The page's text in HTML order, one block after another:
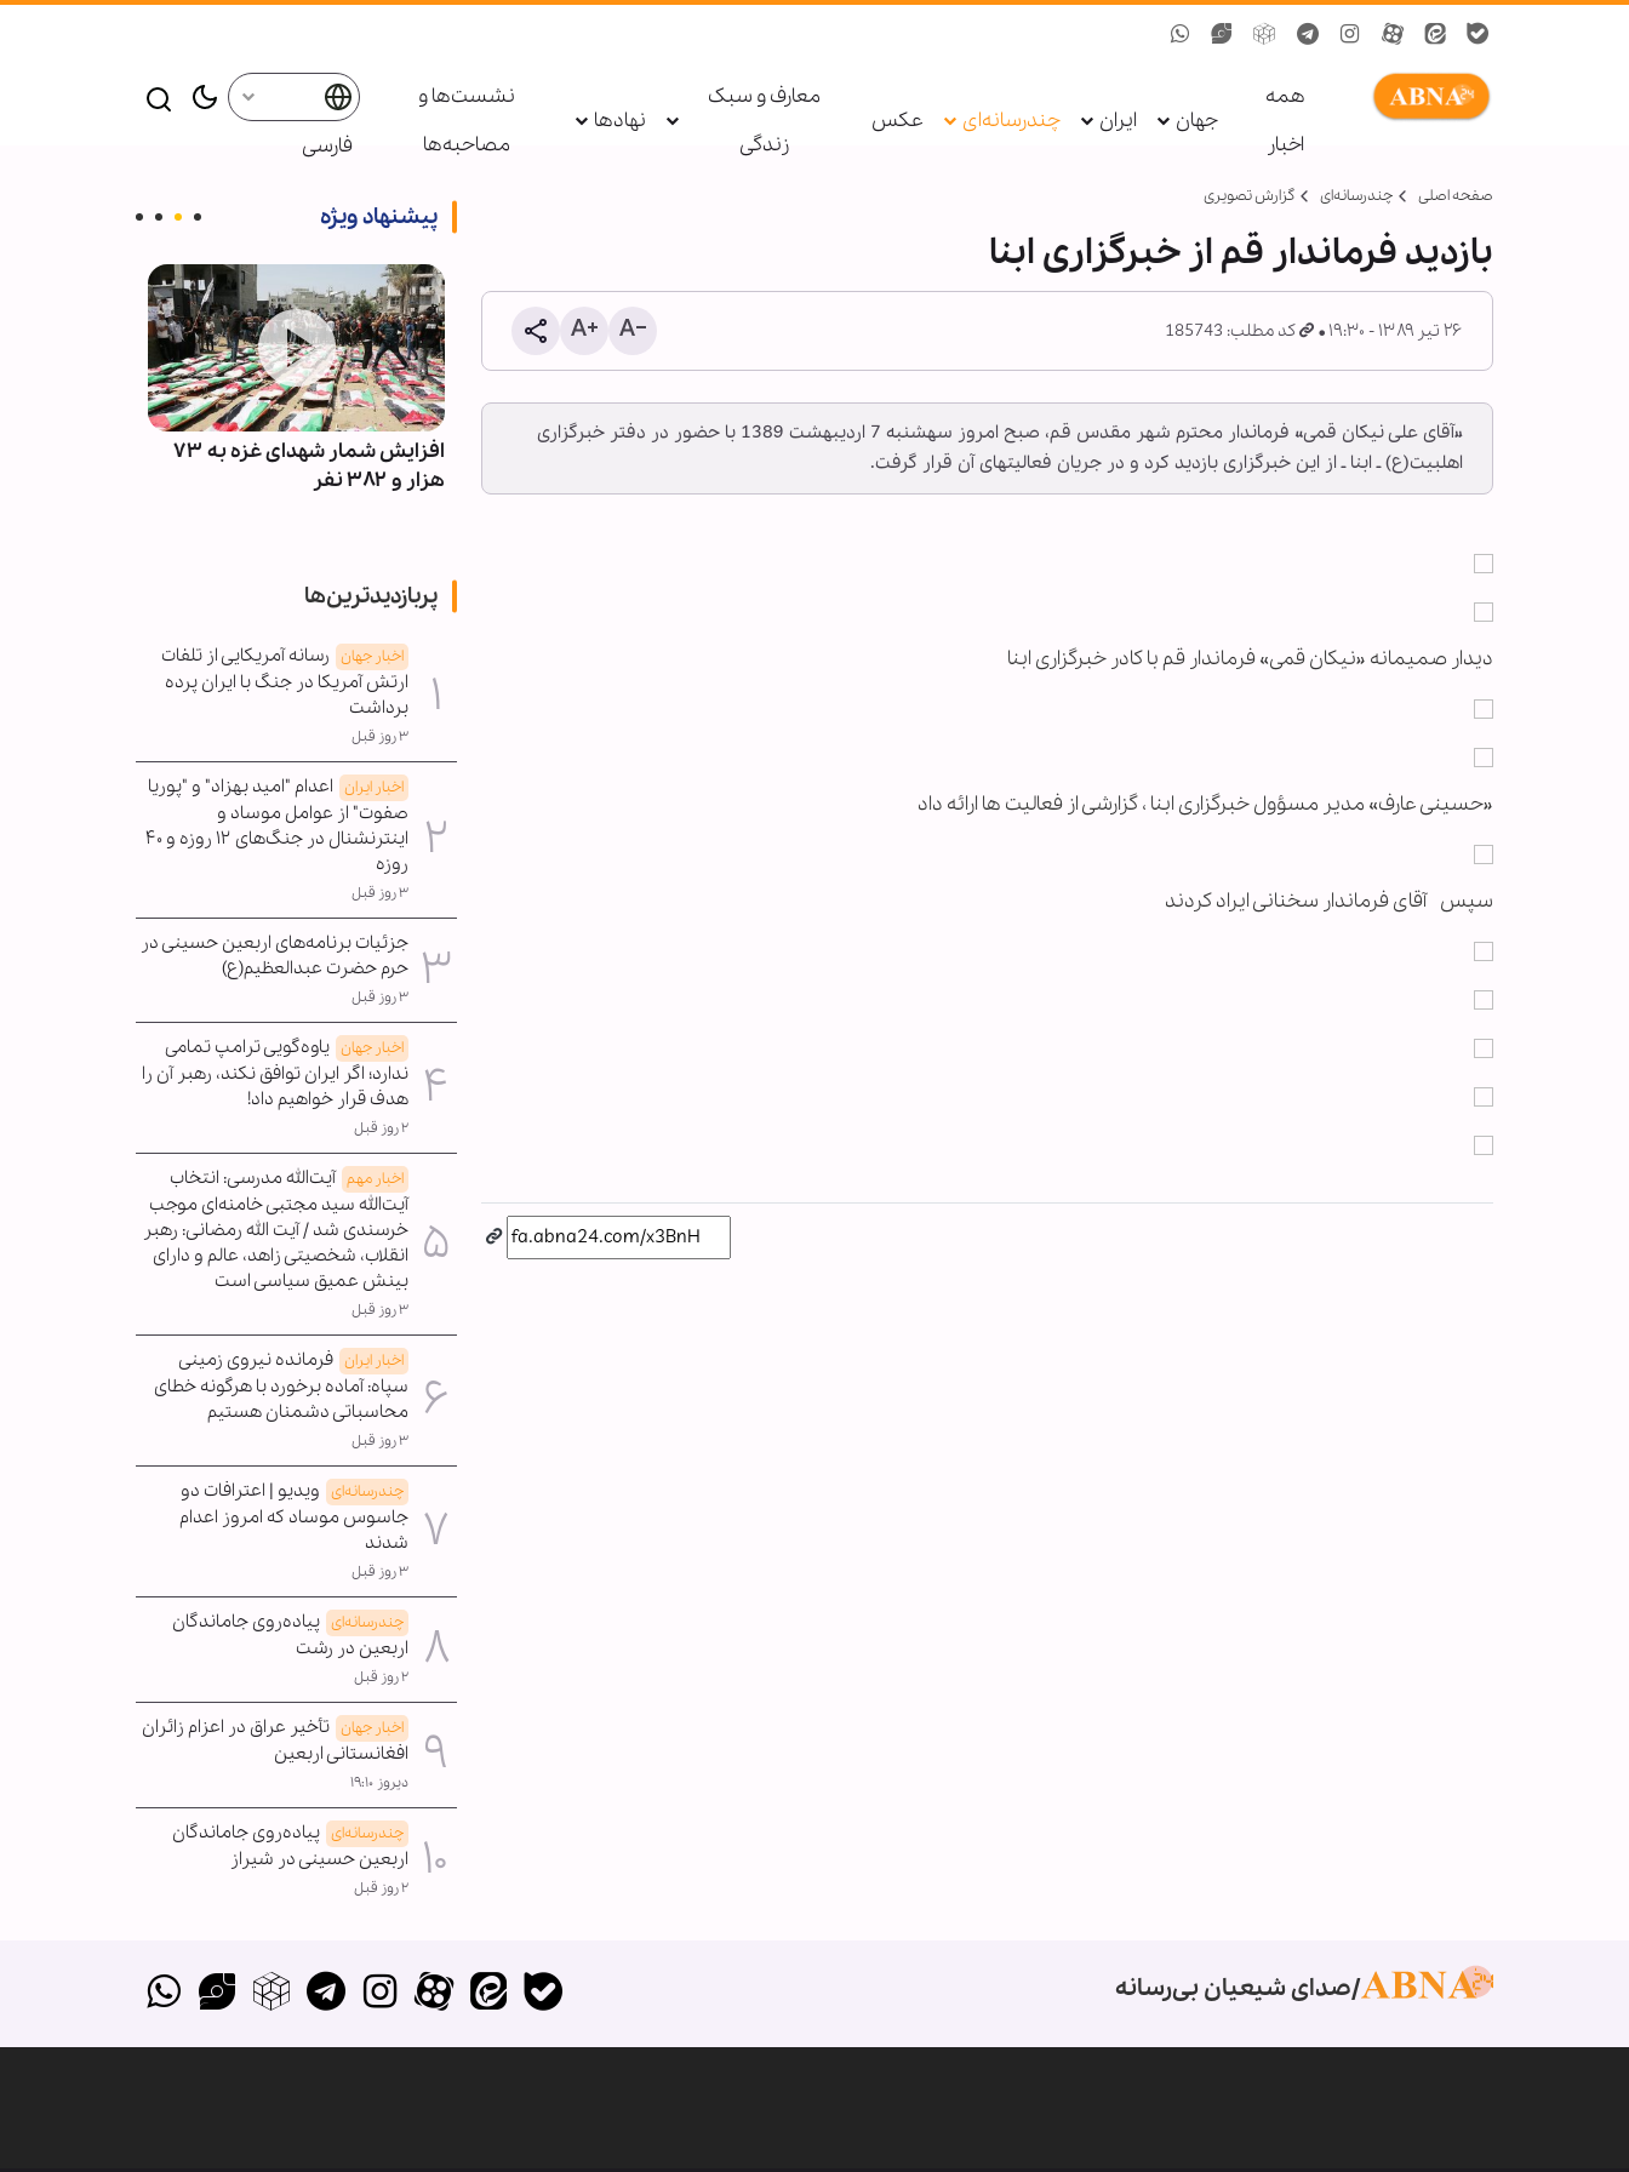
همه
اخبار
جهان ایران چندرسانه‌ای عکس
معارف و سبک
زندگی
نهادها
نشست‌ها و
مصاحبه‌ها
فارسی
صفحه اصلی چندرسانه‌ای گزارش تصويری
بازدید فرماندار قم از خبرگزاری ابنا
۲۶ تیر ۱۳۸۹ - ۱۹:۳۰ کد مطلب: 185743
«آقای علی نیکان قمی» فرماندار محترم شهر مقدس قم، صبح امروز سه‏شنبه 7 اردیبهشت 1389 با حضور در دفتر خبرگزاری
اهل‏بیت(ع) ـ ابنا ـ از این خبرگزاری بازدید کرد و در جریان فعالیت‏های آن قرار گرفت.
دیدار صمیمانه «نیکان قمی» فرماندار قم با کادر خبرگزاری ابنا
«حسینی عارف» مدیر مسؤول خبرگزاری ابنا ، گزارشی از فعالیت ها ارائه داد
سپس آقای فرماندار سخنانی ایراد کردند
پیشنهاد ویژه
گزارش تصویری | مجلس عزاداری
اربعین حسینی در حسینیه پنج‌تن
ویدیو | تقدم زمانی قصاص و تقدم
افزایش شمار شهدای غزه به ۷۳
هزار و ۳۸۲ نفر
پربازدیدترین‌ها
اخبار جهان رسانه آمریکایی از تلفات
ارتش آمریکا در جنگ با ایران پرده
برداشت
۳ روز قبل
اخبار ایران اعدام "امید بهزاد" و "پوریا
صفوت" از عوامل موساد و
اینترنشنال در جنگ‌های ۱۲ روزه و ۴۰
روزه
۳ روز قبل
جزئیات برنامه‌های اربعین حسینی در
حرم حضرت عبدالعظیم(ع)
۳ روز قبل
اخبار جهان یاوه‌گویی ترامپ تمامی
ندارد؛ اگر ایران توافق نکند، رهبر آن را
هدف قرار خواهیم داد!
۲ روز قبل
اخبار مهم آیت‌الله مدرسی: انتخاب
آیت‌الله سید مجتبی خامنه‌ای موجب
خرسندی شد / آیت الله رمضانی: رهبر
انقلاب، شخصیتی زاهد، عالم و دارای
بینش عمیق سیاسی است
۳ روز قبل
اخبار ایران فرمانده نیروی زمینی
سپاه: آماده برخورد با هرگونه خطای
محاسباتی دشمنان هستیم
۳ روز قبل
چندرسانه‌ای ویدیو | اعترافات دو
جاسوس موساد که امروز اعدام
شدند
۳ روز قبل
چندرسانه‌ای پیاده‌روی جاماندگان
اربعین در رشت
۲ روز قبل
اخبار جهان تأخیر عراق در اعزام زائران
افغانستانی اربعین
دیروز ۱۹:۱۰
چندرسانه‌ای پیاده‌روی جاماندگان
اربعین حسینی در شیراز
۲ روز قبل
صدای شیعیان بی‌رسانه